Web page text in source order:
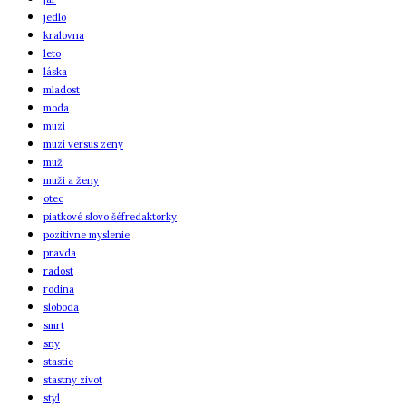
jedlo
kralovna
leto
láska
mladost
moda
muzi
muzi versus zeny
muž
muži a ženy
otec
piatkové slovo šéfredaktorky
pozitivne myslenie
pravda
radost
rodina
sloboda
smrt
sny
stastie
stastny zivot
styl